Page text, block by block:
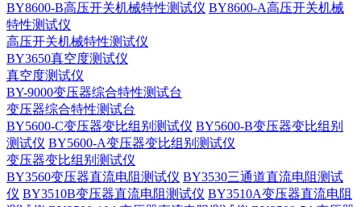
BY8600-B高压开关机械特性测试仪 BY8600-A高压开关机械
特性测试仪
高压开关机械特性测试仪
BY3650真空度测试仪
真空度测试仪
BY-9000变压器综合特性测试台
变压器综合特性测试台
BY5600-C变压器变比组别测试仪 BY5600-B变压器变比组别
测试仪 BY5600-A变压器变比组别测试仪
变压器变比组别测试仪
BY3560变压器直流电阻测试仪 BY3530三通道直流电阻测试
仪 BY3510B变压器直流电阻测试仪 BY3510A变压器直流电阻